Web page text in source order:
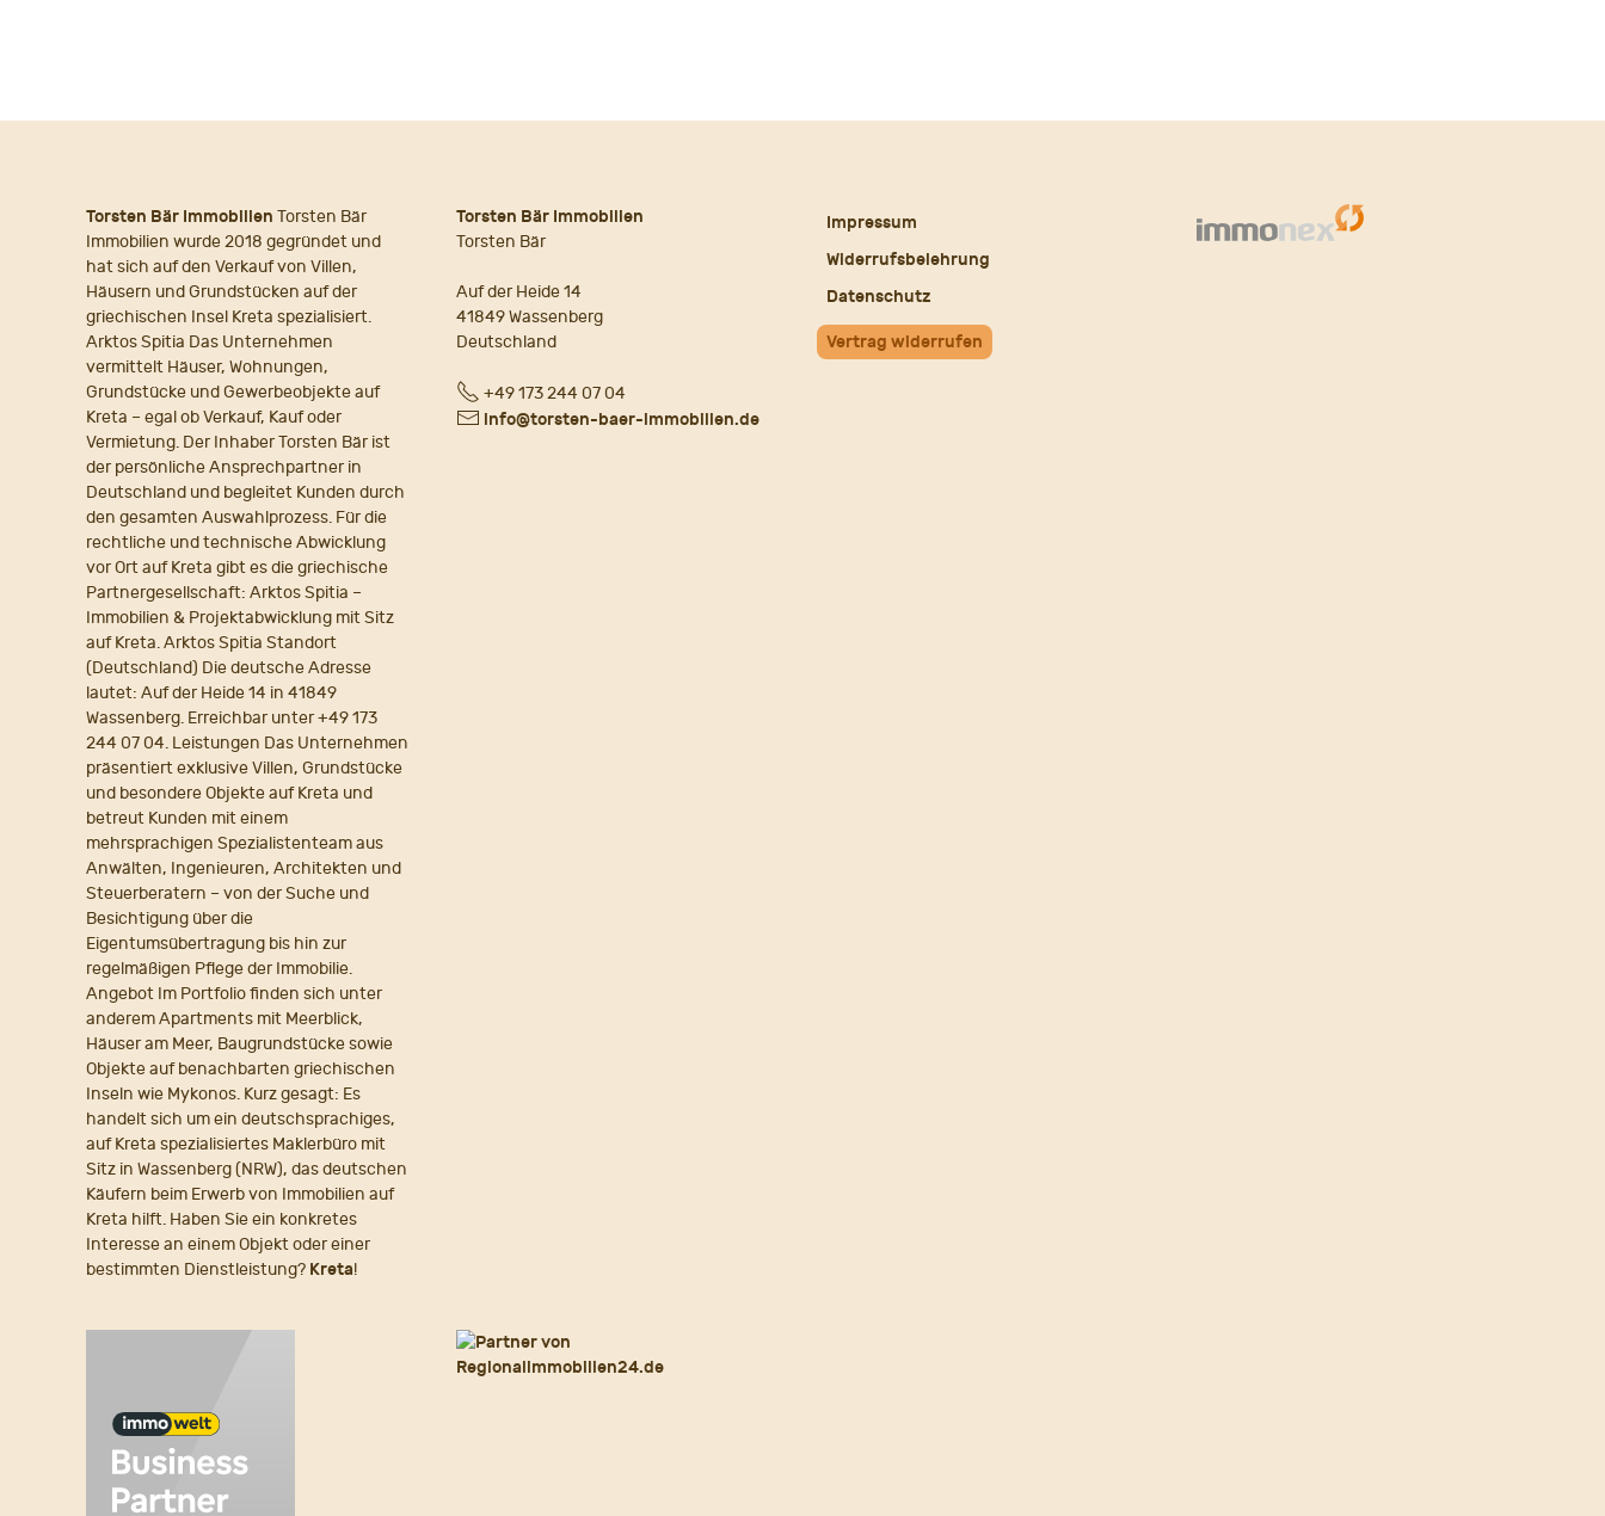
Torsten Bär Immobilien Torsten Bär
Immobilien wurde 2018 gegründet und
hat sich auf den Verkauf von Villen,
Häusern und Grundstücken auf der
griechischen Insel Kreta spezialisiert.
Arktos Spitia Das Unternehmen
vermittelt Häuser, Wohnungen,
Grundstücke und Gewerbeobjekte auf
Kreta – egal ob Verkauf, Kauf oder
Vermietung. Der Inhaber Torsten Bär ist
der persönliche Ansprechpartner in
Deutschland und begleitet Kunden durch
den gesamten Auswahlprozess. Für die
rechtliche und technische Abwicklung
vor Ort auf Kreta gibt es die griechische
Partnergesellschaft: Arktos Spitia –
Immobilien & Projektabwicklung mit Sitz
auf Kreta. Arktos Spitia Standort
(Deutschland) Die deutsche Adresse
lautet: Auf der Heide 14 in 41849
Wassenberg. Erreichbar unter +49 173
244 07 04. Leistungen Das Unternehmen
präsentiert exklusive Villen, Grundstücke
und besondere Objekte auf Kreta und
betreut Kunden mit einem
mehrsprachigen Spezialistenteam aus
Anwälten, Ingenieuren, Architekten und
Steuerberatern – von der Suche und
Besichtigung über die
Eigentumsübertragung bis hin zur
regelmäßigen Pflege der Immobilie.
Angebot Im Portfolio finden sich unter
anderem Apartments mit Meerblick,
Häuser am Meer, Baugrundstücke sowie
Objekte auf benachbarten griechischen
Inseln wie Mykonos. Kurz gesagt: Es
handelt sich um ein deutschsprachiges,
auf Kreta spezialisiertes Maklerbüro mit
Sitz in Wassenberg (NRW), das deutschen
Käufern beim Erwerb von Immobilien auf
Kreta hilft. Haben Sie ein konkretes
Interesse an einem Objekt oder einer
bestimmten Dienstleistung? Kreta!
Torsten Bär Immobilien
Torsten Bär
Auf der Heide 14
41849 Wassenberg
Deutschland
Fon+49 173 244 07 04
E- info@torsten-baer-immobilien.de
Impressum
Widerrufsbelehrung
Datenschutz
Vertrag widerrufen